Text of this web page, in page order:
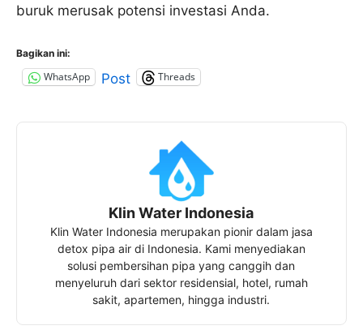
buruk merusak potensi investasi Anda.
Bagikan ini:
WhatsApp Post Threads
Klin Water Indonesia
Klin Water Indonesia merupakan pionir dalam jasa
detox pipa air di Indonesia. Kami menyediakan
solusi pembersihan pipa yang canggih dan
menyeluruh dari sektor residensial, hotel, rumah
sakit, apartemen, hingga industri.